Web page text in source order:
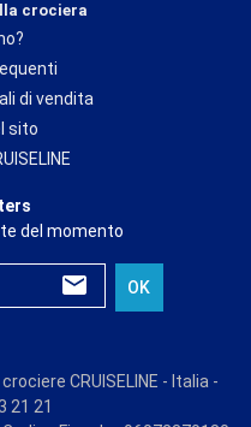
crociera
di vendita
sito
del momento
OK
CRUISELINE - Italia -
21 21